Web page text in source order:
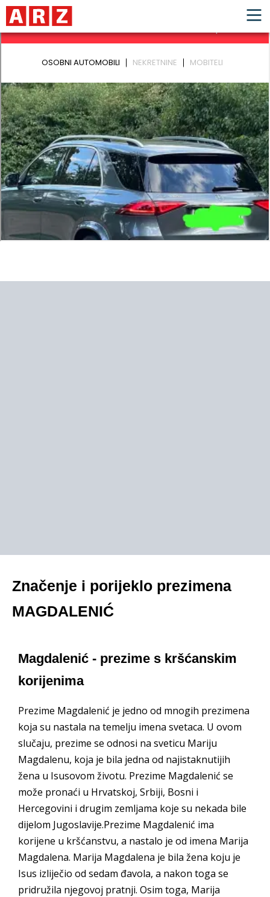
Značenje i porijeklo prezimena
MAGDALENIĆ
Magdalenić - prezime s kršćanskim
korijenima
Prezime Magdalenić je jedno od mnogih prezimena
koja su nastala na temelju imena svetaca. U ovom
slučaju, prezime se odnosi na sveticu Mariju
Magdalenu, koja je bila jedna od najistaknutijih
žena u Isusovom životu. Prezime Magdalenić se
može pronaći u Hrvatskoj, Srbiji, Bosni i
Hercegovini i drugim zemljama koje su nekada bile
dijelom Jugoslavije.Prezime Magdalenić ima
korijene u kršćanstvu, a nastalo je od imena Marija
Magdalena. Marija Magdalena je bila žena koju je
Isus izliječio od sedam đavola, a nakon toga se
pridružila njegovoj pratnji. Osim toga, Marija